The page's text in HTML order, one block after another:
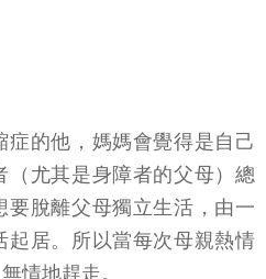
症的他，媽媽會覺得是自己
（尤其是身障者的父母）總
要脫離父母獨立生活，由一
起居。所以當每次母親熱情
情地趕走。